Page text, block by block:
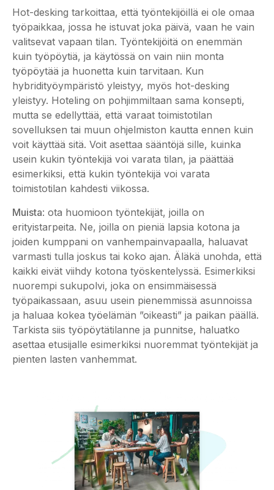
Hot-desking tarkoittaa, että työntekijöillä ei ole omaa
työpaikkaa, jossa he istuvat joka päivä, vaan he vain
valitsevat vapaan tilan. Työntekijöitä on enemmän
kuin työpöytiä, ja käytössä on vain niin monta
työpöytää ja huonetta kuin tarvitaan. Kun
hybridityöympäristö yleistyy, myös hot-desking
yleistyy. Hoteling on pohjimmiltaan sama konsepti,
mutta se edellyttää, että varaat toimistotilan
sovelluksen tai muun ohjelmiston kautta ennen kuin
voit käyttää sitä. Voit asettaa sääntöjä sille, kuinka
usein kukin työntekijä voi varata tilan, ja päättää
esimerkiksi, että kukin työntekijä voi varata
toimistotilan kahdesti viikossa.
Muista: ota huomioon työntekijät, joilla on
erityistarpeita. Ne, joilla on pieniä lapsia kotona ja
joiden kumppani on vanhempainvapaalla, haluavat
varmasti tulla joskus tai koko ajan. Äläkä unohda, että
kaikki eivät viihdy kotona työskentelyssä. Esimerkiksi
nuorempi sukupolvi, joka on ensimmäisessä
työpaikassaan, asuu usein pienemmissä asunnoissa
ja haluaa kokea työelämän ”oikeasti” ja paikan päällä.
Tarkista siis työpöytätilanne ja punnitse, haluatko
asettaa etusijalle esimerkiksi nuoremmat työntekijät ja
pienten lasten vanhemmat.